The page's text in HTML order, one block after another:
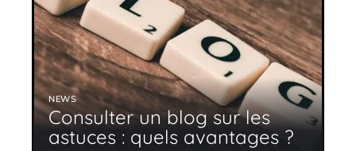
NEWS
Consulter un blog sur les
astuces : quels avantages ?